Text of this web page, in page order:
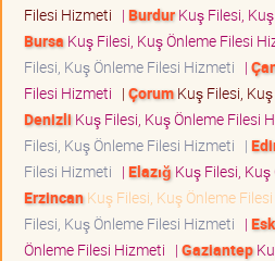
Filesi Hizmeti | BurdurKuş Filesi,
Bursa Kuş Filesi, Kuş Önleme Filesi
Filesi, Kuş Önleme Filesi Hizmeti |
Filesi Hizmeti | ÇorumKuş Filesi,
Denizli Kuş Filesi, Kuş Önleme Filesi
Filesi, Kuş Önleme Filesi Hizmeti |
Filesi Hizmeti | Elazığ Kuş Filesi,
ErzincanKuş Filesi, Kuş Önleme
Filesi, Kuş Önleme Filesi Hizmeti |
Önleme Filesi Hizmeti | Gaziantep